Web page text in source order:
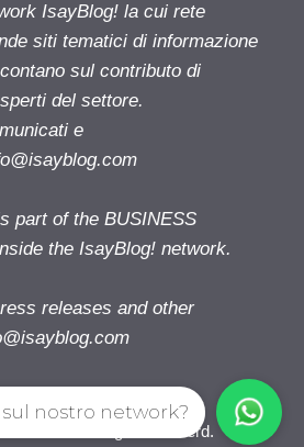
IsayBlog! la cui rete
siti tematici di informazione
sul contributo di
del settore.
e
part of the BUSINESS
the IsayBlog! network.
releases and other
© 2026. All right reserverd.
nostro network?